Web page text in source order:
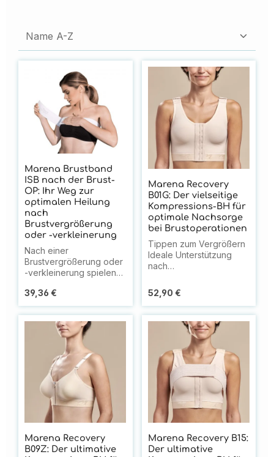
Marena Brustband
ISB nach der Brust-
OP: Ihr Weg zur
optimalen Heilung
nach
Brustvergrößerung
oder -verkleinerung
Nach einer
Brustvergrößerung oder
-verkleinerung spielen
entscheidende Rolle für
Ihre Genesung. Sie
unterstützen den
Heilungsprozess und
tragen zu einem
besseren ästhetischen
Ergebnis bei. Hier
erfahren Sie alles
Wichtige über die
Anwendung und Vorteile
dieser speziellen
Hilfsmittel. Warum
Unterstützung für Ihre
neue Brustform Viele
Regulärer Preis:
39,36 €
Marena Recovery
B01G: Der vielseitige
Kompressions-BH für
optimale Nachsorge
bei Brustoperationen
Tippen zum Vergrößern
Ideale Unterstützung
nach
Mastektomie und
BrustliftDer Marena
Recovery B01G
Kompressions-BH ohne
Brustgurt ist die perfekte
Lösung für Patientinnen
nach verschiedenen
Brustoperationen,
einschließlich
Brustrekonstruktion,
Mastektomie und
Brustlift. Dieser flexible
Post-OP BH bietet
optimale Unterstützung
während der wichtigen
Regulärer Preis:
52,90 €
Marena Recovery
B09Z: Der ultimative
Marena Recovery B15:
Der ultimative